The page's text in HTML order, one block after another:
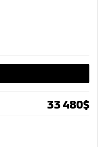
33 480$